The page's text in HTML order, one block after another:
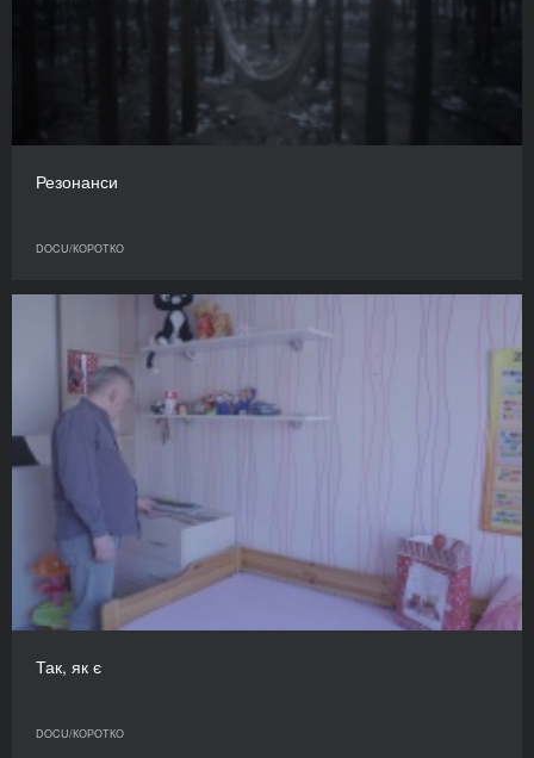
Резонанси
DOCU/КОРОТКО
Так, як є
DOCU/КОРОТКО